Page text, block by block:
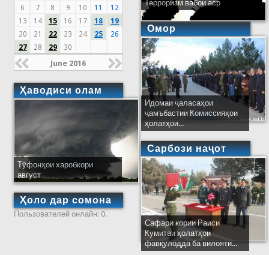
6
7 8 9 10 11
12
13
14 15 16 17 18
19
20
21 22 23 24 25
26
27
28 29 30
June 2016
Ҳаводиси олам
Тӯфонҳои харобкори
август
Ҳоло дар сомона
Пользователей онлайн: 0.
Терроризм вабои аср
Омор
Идомаи ҷаласаҳои
ҷамъбастии Комиссияҳои
ҳолатҳои...
Сарбози наҷот
Сафари кории Раиси
Кумитаи ҳолатҳои
фавқулодда ба вилояти...